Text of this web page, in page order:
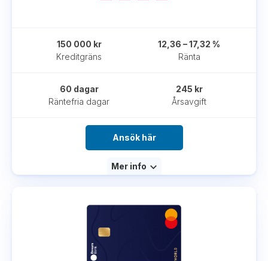
Kreditgräns
150 000 kr
Ränta
12,36 – 17,32 %
Räntefria dagar
60 dagar
Årsavgift
245 kr
Ansök här
Mer info